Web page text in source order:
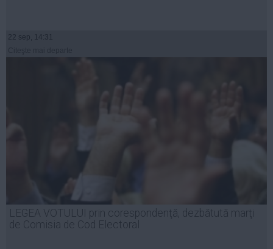
22 sep, 14:31
LEGEA VOTULUI prin corespondenţă, dezbătută marţi
de Comisia de Cod Electoral